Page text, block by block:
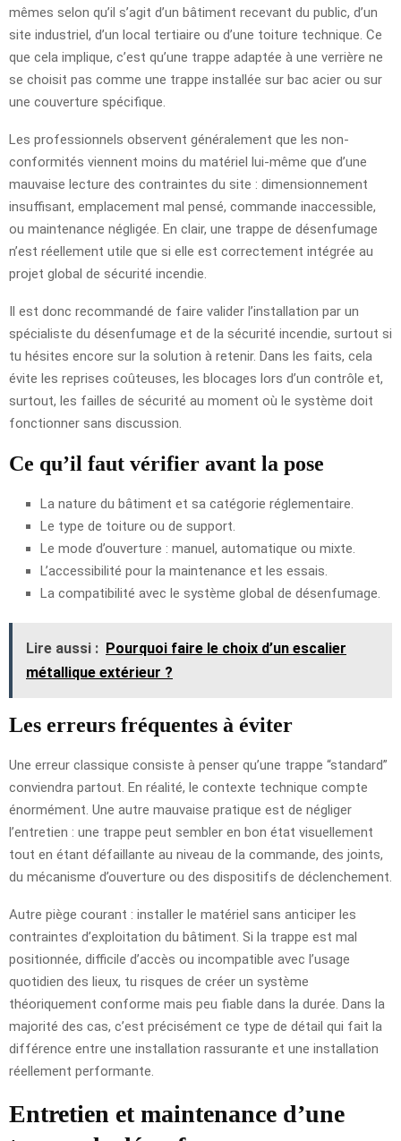
mêmes selon qu’il s’agit d’un bâtiment recevant du public, d’un
site industriel, d’un local tertiaire ou d’une toiture technique. Ce
que cela implique, c’est qu’une trappe adaptée à une verrière ne
se choisit pas comme une trappe installée sur bac acier ou sur
une couverture spécifique.
Les professionnels observent généralement que les non-
conformités viennent moins du matériel lui-même que d’une
mauvaise lecture des contraintes du site : dimensionnement
insuffisant, emplacement mal pensé, commande inaccessible,
ou maintenance négligée. En clair, une trappe de désenfumage
n’est réellement utile que si elle est correctement intégrée au
projet global de sécurité incendie.
Il est donc recommandé de faire valider l’installation par un
spécialiste du désenfumage et de la sécurité incendie, surtout si
tu hésites encore sur la solution à retenir. Dans les faits, cela
évite les reprises coûteuses, les blocages lors d’un contrôle et,
surtout, les failles de sécurité au moment où le système doit
fonctionner sans discussion.
Ce qu’il faut vérifier avant la pose
La nature du bâtiment et sa catégorie réglementaire.
Le type de toiture ou de support.
Le mode d’ouverture : manuel, automatique ou mixte.
L’accessibilité pour la maintenance et les essais.
La compatibilité avec le système global de désenfumage.
Lire aussi : Pourquoi faire le choix d’un escalier
métallique extérieur ?
Les erreurs fréquentes à éviter
Une erreur classique consiste à penser qu’une trappe “standard”
conviendra partout. En réalité, le contexte technique compte
énormément. Une autre mauvaise pratique est de négliger
l’entretien : une trappe peut sembler en bon état visuellement
tout en étant défaillante au niveau de la commande, des joints,
du mécanisme d’ouverture ou des dispositifs de déclenchement.
Autre piège courant : installer le matériel sans anticiper les
contraintes d’exploitation du bâtiment. Si la trappe est mal
positionnée, difficile d’accès ou incompatible avec l’usage
quotidien des lieux, tu risques de créer un système
théoriquement conforme mais peu fiable dans la durée. Dans la
majorité des cas, c’est précisément ce type de détail qui fait la
différence entre une installation rassurante et une installation
réellement performante.
Entretien et maintenance d’une